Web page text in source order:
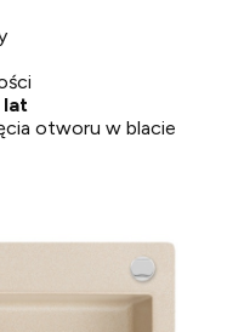
lat
otworu w blacie